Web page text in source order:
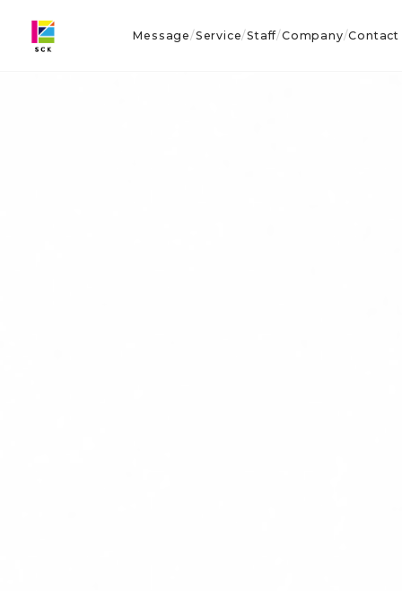
Message/Service/Staff/Company/Contact